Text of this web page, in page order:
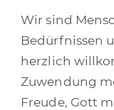
Wir sind
Bedürfnissen
herzlich
Zuwendung
Freude, Gott